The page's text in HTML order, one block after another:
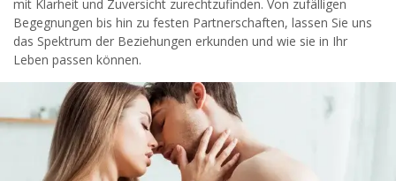
Nutzungsbedingungenund derDatenschutzerklärung
einverstanden. Ich erhalte Informationen und Angebote des
Betreibers per E-Mail, der Zusendung kann ich jederzeit
widersprechen.
JETZT ANMELDEN!
mit Klarheit und Zuversicht zurechtzufinden. Von zufälligen
Begegnungen bis hin zu festen Partnerschaften, lassen Sie uns
das Spektrum der Beziehungen erkunden und wie sie in Ihr
Leben passen können.